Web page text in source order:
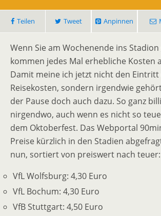
Teilen Tweet Anpinnen
Wenn Sie am Wochenende ins Stadion
kommen jedes Mal erhebliche Kosten
Damit meine ich jetzt nicht den
Reisekosten, sondern irgendwie
der Pause doch auch dazu. So ganz
nirgendwo, auch wenn es nicht so
dem Oktoberfest. Das Webportal
Preise kürzlich in den Stadien
nun, sortiert von preiswert nach teuer:
VfL Wolfsburg: 4,30 Euro
VfL Bochum: 4,30 Euro
VfB Stuttgart: 4,50 Euro